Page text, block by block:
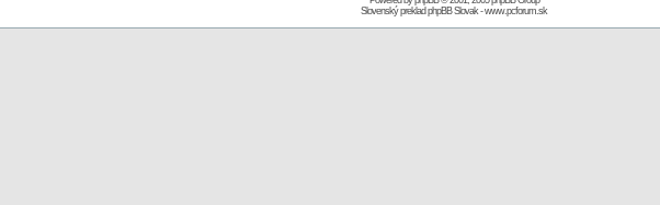
Slovenský preklad phpBB Slovak-www.pcforum.sk